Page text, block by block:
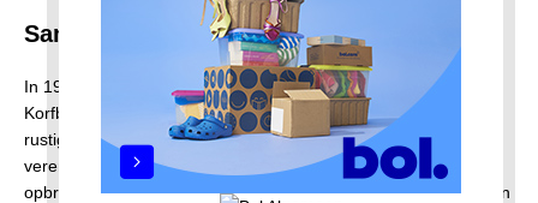
Samenwerkingsverband
In 1999 ging IJ-boys een samenwerkingsverband aan met
Korfbalclub Nieuwendammerham, KCN, dat vanaf 1968 op het
rustige sportpark in het Vliegenbos speelde. De kleine
vereniging, dertig leden, kon in 2001 de huur niet meer
opbrengen en zocht een partner. Dat werd IJ-boys. De besturen